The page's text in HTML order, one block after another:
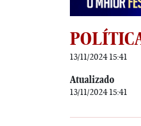
13/11/2024 15:41
Atualizado
13/11/2024 15:41